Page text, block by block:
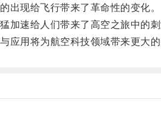
现给飞行带来了革命性的变化。
速给人们带来了高空之旅中的刺
用将为航空科技领域带来更大的